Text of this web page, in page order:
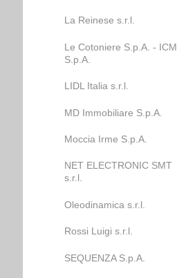
La Reinese s.r.l.
Le Cotoniere S.p.A. - ICM
S.p.A.
LIDL Italia s.r.l.
MD Immobiliare S.p.A.
Moccia Irme S.p.A.
NET ELECTRONIC SMT
s.r.l.
Oleodinamica s.r.l.
Rossi Luigi s.r.l.
SEQUENZA S.p.A.